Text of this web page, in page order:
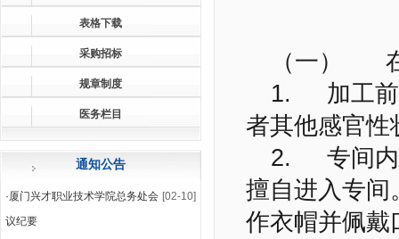
表格下载
采购招标
规章制度
医务栏目
通知公告
[02-10]
·厦门兴才职业技术学院总务处会
议纪要
（一）
1. 加工前
者其他感官性
2. 专间内
擅自进入专间
作衣帽并佩戴